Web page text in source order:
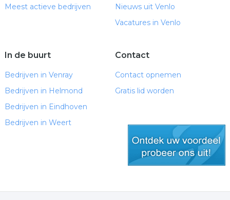
Meest actieve bedrijven
Nieuws uit Venlo
Vacatures in Venlo
In de buurt
Bedrijven in Venray
Bedrijven in Helmond
Bedrijven in Eindhoven
Bedrijven in Weert
Contact
Contact opnemen
Gratis lid worden